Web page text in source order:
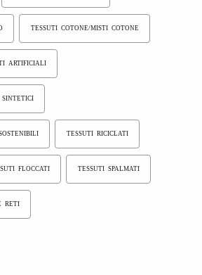
TESSUTI COTONE/MISTI COTONE
ARTIFICIALI
TESSUTI RICICLATI
FLOCCATI TESSUTI SPALMATI
RETI